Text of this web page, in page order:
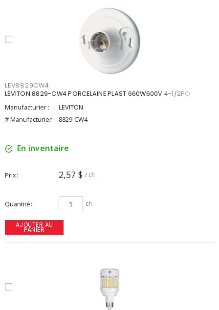
LEV8829CW4
LEVITON 8829-CW4 PORCELAINE PLAST 660W600V 4-1/2PO
Manufacturier :
LEVITON
# Manufacturier : 8829-CW4
En inventaire
Prix 2,57 $ / ch
Quantité ch
AJOUTER AU
PANIER